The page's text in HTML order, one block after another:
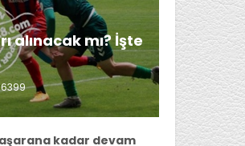
alınacak mı? İşte
6399
Emin Eltuğral'ın kongre
kadar devam